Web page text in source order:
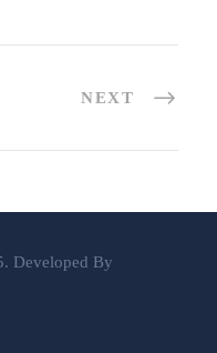
NEXT
Developed By